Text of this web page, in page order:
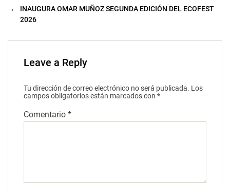
→
INAUGURA OMAR MUÑOZ SEGUNDA EDICIÓN DEL ECOFEST
2026
Leave a Reply
Tu dirección de correo electrónico no será publicada. Los
campos obligatorios están marcados con *
Comentario *